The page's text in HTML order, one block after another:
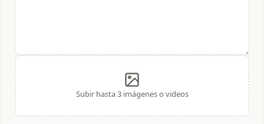
Subir hasta 3 imágenes o videos